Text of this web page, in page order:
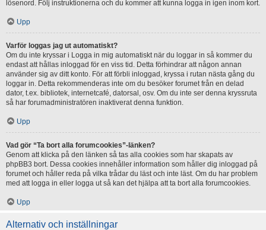
lösenord. Följ instruktionerna och du kommer att kunna logga in igen inom kort.
Upp
Varför loggas jag ut automatiskt?
Om du inte kryssar i Logga in mig automatiskt när du loggar in så kommer du
endast att hållas inloggad för en viss tid. Detta förhindrar att någon annan
använder sig av ditt konto. För att förbli inloggad, kryssa i rutan nästa gång du
loggar in. Detta rekommenderas inte om du besöker forumet från en delad
dator, t.ex. bibliotek, internetcafé, datorsal, osv. Om du inte ser denna kryssruta
så har forumadministratören inaktiverat denna funktion.
Upp
Vad gör “Ta bort alla forumcookies”-länken?
Genom att klicka på den länken så tas alla cookies som har skapats av
phpBB3 bort. Dessa cookies innehåller information som håller dig inloggad på
forumet och håller reda på vilka trådar du läst och inte läst. Om du har problem
med att logga in eller logga ut så kan det hjälpa att ta bort alla forumcookies.
Upp
Alternativ och inställningar